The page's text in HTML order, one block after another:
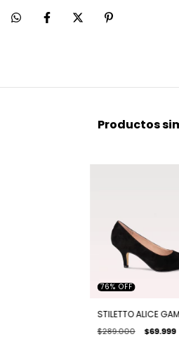
Productos
76% OFF
STILETTO ALICE
$289.000 $69.999